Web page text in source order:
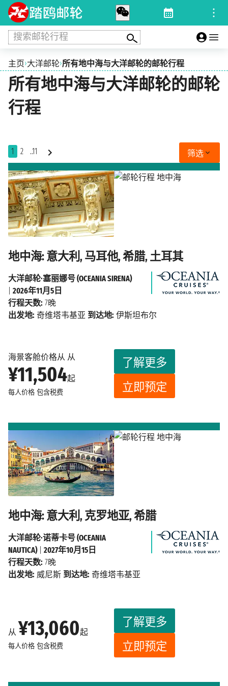
搜索邮轮行程
主页›大洋邮轮›所有地中海与大洋邮轮的邮轮行程
所有地中海与大洋邮轮的邮轮
行程
1 2 ..11 筛选
地中海: 意大利, 马耳他, 希腊, 土耳其
海景客舱价格从 从
¥11,504起
每人价格 包含税费
了解更多
立即预定
大洋邮轮·塞丽娜号 (OCEANIA SIRENA)
2026年11月5日
行程天数: 7晚
出发地: 奇维塔韦基亚 到达地: 伊斯坦布尔
地中海: 意大利, 克罗地亚, 希腊
从 ¥13,060起
每人价格 包含税费
了解更多
立即预定
大洋邮轮·诺蒂卡号 (OCEANIA
NAUTICA)| 2027年10月15日
行程天数: 7晚
出发地: 威尼斯 到达地: 奇维塔韦基亚